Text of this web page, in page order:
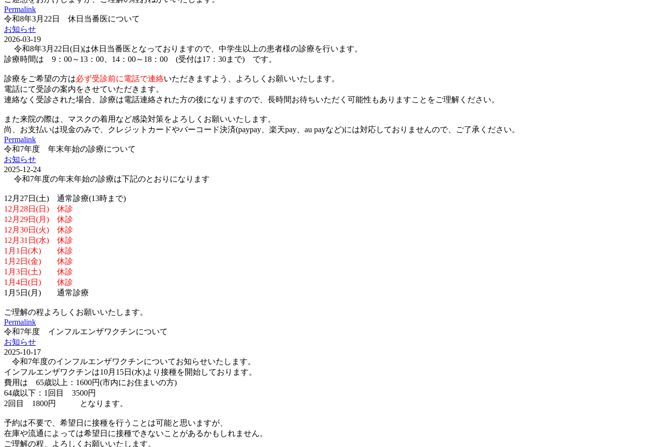
Permalink
令和8年3月22日 休日当番医について
お知らせ
2026-03-19
令和8年3月22日(日)は休日当番医となっておりますので、中学生以上の患者様の診療を行います。
診療時間は 9：00～13：00、14：00～18：00 (受付は17：30まで) です。
診療をご希望の方は必ず受診前に電話で連絡いただきますよう、よろしくお願いいたします。
電話にて受診の案内をさせていただきます。
連絡なく受診された場合、診療は電話連絡された方の後になりますので、長時間お待ちいただく可能性もありますことをご理解ください。
また来院の際は、マスクの着用など感染対策をよろしくお願いいたします。
尚、お支払いは現金のみで、クレジットカードやバーコード決済(paypay、楽天pay、au payなど)には対応しておりませんので、ご了承ください。
Permalink
令和7年度 年末年始の診療について
お知らせ
2025-12-24
令和7年度の年末年始の診療は下記のとおりになります
12月27日(土) 通常診療(13時まで)
12月28日(日) 休診
12月29日(月) 休診
12月30日(火) 休診
12月31日(水) 休診
1月1日(木) 休診
1月2日(金) 休診
1月3日(土) 休診
1月4日(日) 休診
1月5日(月) 通常診療
ご理解の程よろしくお願いいたします。
Permalink
令和7年度 インフルエンザワクチンについて
お知らせ
2025-10-17
令和7年度のインフルエンザワクチンについてお知らせいたします。
インフルエンザワクチンは10月15日(水)より接種を開始しております。
費用は 65歳以上：1600円(市内にお住まいの方)
64歳以下：1回目 3500円
2回目 1800円 となります。
予約は不要で、希望日に接種を行うことは可能と思いますが、
在庫や流通によっては希望日に接種できないことがあるかもしれません。
ご理解の程、よろしくお願いいたします。